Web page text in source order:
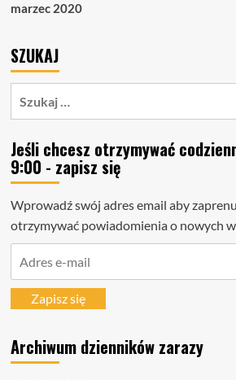
marzec 2020
SZUKAJ
Jeśli chcesz otrzymywać
9:00 - zapisz się
Wprowadź swój adres email aby
otrzymywać powiadomienia o nowych
mailZapisz się
Archiwum dzienników zarazy